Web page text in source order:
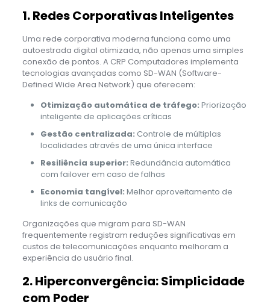
1. Redes Corporativas Inteligentes
Uma rede corporativa moderna funciona como uma
autoestrada digital otimizada, não apenas uma simples
conexão de pontos. A CRP Computadores implementa
tecnologias avançadas como SD-WAN (Software-
Defined Wide Area Network) que oferecem:
Otimização automática de tráfego: Priorização
inteligente de aplicações críticas
Gestão centralizada: Controle de múltiplas
localidades através de uma única interface
Resiliência superior: Redundância automática
com failover em caso de falhas
Economia tangível: Melhor aproveitamento de
links de comunicação
Organizações que migram para SD-WAN
frequentemente registram reduções significativas em
custos de telecomunicações enquanto melhoram a
experiência do usuário final.
2. Hiperconvergência: Simplicidade
com Poder